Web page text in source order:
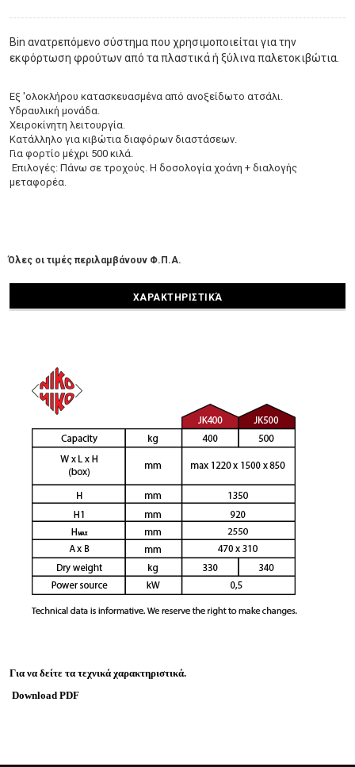
Bin ανατρεπόμενο σύστημα που χρησιμοποιείται για την
εκφόρτωση φρούτων από τα πλαστικά ή ξύλινα παλετοκιβώτια.
Εξ 'ολοκλήρου κατασκευασμένα από ανοξείδωτο ατσάλι.
Υδραυλική μονάδα.
Χειροκίνητη λειτουργία.
Κατάλληλο για κιβώτια διαφόρων διαστάσεων.
Για φορτίο μέχρι 500 κιλά.
Επιλογές: Πάνω σε τροχούς. Η δοσολογία χοάνη + διαλογής
μεταφορέα.
Όλες οι τιμές περιλαμβάνουν Φ.Π.Α.
ΧΑΡΑΚΤΗΡΙΣΤΙΚΆ
Για να δείτε τα τεχνικά χαρακτηριστικά.
Download PDF